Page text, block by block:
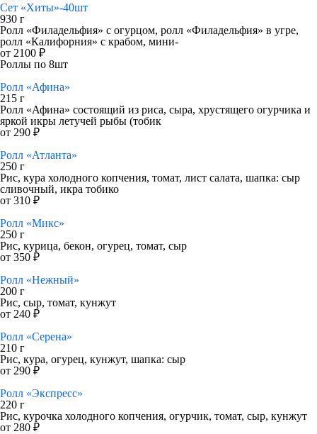
Сет «Хиты»-40шт
930 г
Ролл «Филадельфия» с огурцом, ролл «Филадельфия» в угре,
ролл «Калифорния» с крабом, мини-
от 2100 ₽
Роллы по 8шт
Ролл «Афина»
215 г
Ролл «Афина» состоящий из риса, сыра, хрустящего огурчика и
яркой икры летучей рыбы (тобик
от 290 ₽
Ролл «Атланта»
250 г
Рис, кура холодного копчения, томат, лист салата, шапка: сыр
сливочный, икра тобико
от 310 ₽
Ролл «Микс»
250 г
Рис, курица, бекон, огурец, томат, сыр
от 350 ₽
Ролл «Нежный»
200 г
Рис, сыр, томат, кунжут
от 240 ₽
Ролл «Серена»
210 г
Рис, кура, огурец, кунжут, шапка: сыр
от 290 ₽
Ролл «Экспресс»
220 г
Рис, курочка холодного копчения, огурчик, томат, сыр, кунжут
от 280 ₽